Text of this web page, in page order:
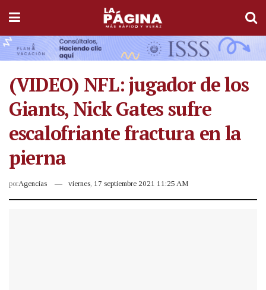
(VIDEO) NFL: jugador de los
Giants, Nick Gates sufre
escalofriante fractura en la
pierna
porAgencias viernes, 17 septiembre 2021 11:25 AM